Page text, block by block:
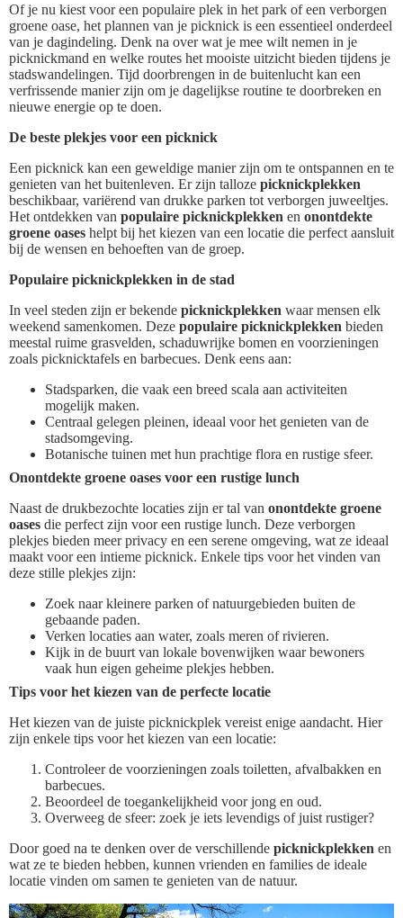
Of je nu kiest voor een populaire plek in het park of een verborgen
groene oase, het plannen van je picknick is een essentieel onderdeel
van je dagindeling. Denk na over wat je mee wilt nemen in je
picknickmand en welke routes het mooiste uitzicht bieden tijdens je
stadswandelingen. Tijd doorbrengen in de buitenlucht kan een
verfrissende manier zijn om je dagelijkse routine te doorbreken en
nieuwe energie op te doen.
De beste plekjes voor een picknick
Een picknick kan een geweldige manier zijn om te ontspannen en te
genieten van het buitenleven. Er zijn talloze picknickplekken
beschikbaar, variërend van drukke parken tot verborgen juweeltjes.
Het ontdekken van populaire picknickplekken en onontdekte
groene oases helpt bij het kiezen van een locatie die perfect aansluit
bij de wensen en behoeften van de groep.
Populaire picknickplekken in de stad
In veel steden zijn er bekende picknickplekken waar mensen elk
weekend samenkomen. Deze populaire picknickplekken bieden
meestal ruime grasvelden, schaduwrijke bomen en voorzieningen
zoals picknicktafels en barbecues. Denk eens aan:
Stadsparken, die vaak een breed scala aan activiteiten
mogelijk maken.
Centraal gelegen pleinen, ideaal voor het genieten van de
stadsomgeving.
Botanische tuinen met hun prachtige flora en rustige sfeer.
Onontdekte groene oases voor een rustige lunch
Naast de drukbezochte locaties zijn er tal van onontdekte groene
oases die perfect zijn voor een rustige lunch. Deze verborgen
plekjes bieden meer privacy en een serene omgeving, wat ze ideaal
maakt voor een intieme picknick. Enkele tips voor het vinden van
deze stille plekjes zijn:
Zoek naar kleinere parken of natuurgebieden buiten de
gebaande paden.
Verken locaties aan water, zoals meren of rivieren.
Kijk in de buurt van lokale bovenwijken waar bewoners
vaak hun eigen geheime plekjes hebben.
Tips voor het kiezen van de perfecte locatie
Het kiezen van de juiste picknickplek vereist enige aandacht. Hier
zijn enkele tips voor het kiezen van een locatie:
Controleer de voorzieningen zoals toiletten, afvalbakken en
barbecues.
Beoordeel de toegankelijkheid voor jong en oud.
Overweeg de sfeer: zoek je iets levendigs of juist rustiger?
Door goed na te denken over de verschillende picknickplekken en
wat ze te bieden hebben, kunnen vrienden en families de ideale
locatie vinden om samen te genieten van de natuur.